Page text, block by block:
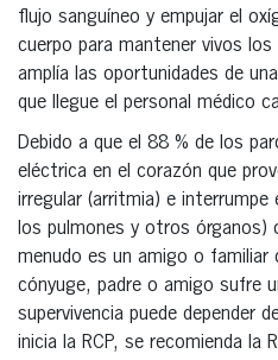
flujo sanguíneo y empujar el
cuerpo para mantener vivos
amplía las oportunidades de
que llegue el personal médico
Debido a que el 88 % de los
eléctrica en el corazón que
irregular (arritmia) e interrumpe
los pulmones y otros órganos)
menudo es un amigo o familiar
cónyuge, padre o amigo sufre
supervivencia puede depender
inicia la RCP, se recomienda la